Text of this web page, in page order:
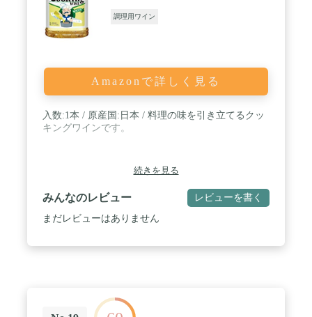
調理用ワイン
Amazonで詳しく見る
入数:1本 / 原産国:日本 / 料理の味を引き立てるクッ
キングワインです。
続きを見る
みんなのレビュー レビューを書く
まだレビューはありません